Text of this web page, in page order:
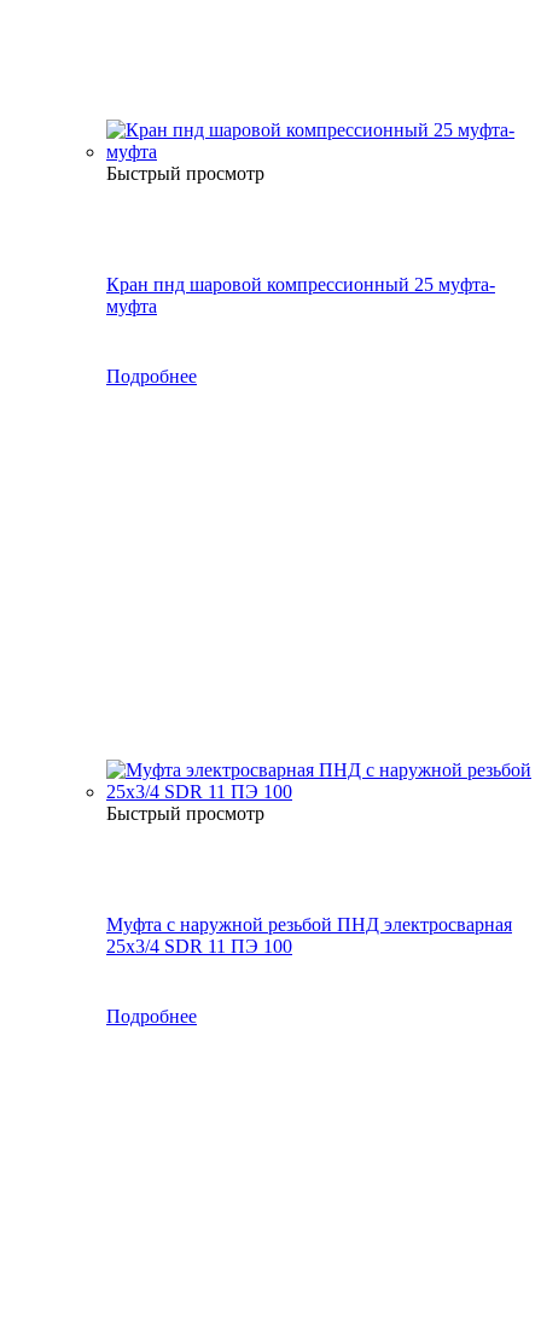
Быстрый просмотр
Кран пнд шаровой компрессионный 25 муфта-
муфта
Подробнее
Быстрый просмотр
Муфта с наружной резьбой ПНД электросварная
25x3/4 SDR 11 ПЭ 100
Подробнее